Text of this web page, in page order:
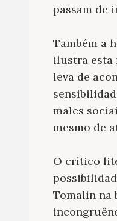
passam de
Também a
ilustra esta
leva de
males
mesmo de
O crítico
Tomalin na